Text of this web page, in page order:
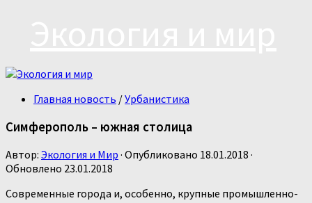
Главная новость /Урбанистика
Симферополь – южная столица
Автор: Экология и Мир · Опубликовано 18.01.2018 ·
Обновлено 23.01.2018
Современные города и, особенно, крупные промышленно-